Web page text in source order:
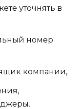
уточнять в
номер
компании,